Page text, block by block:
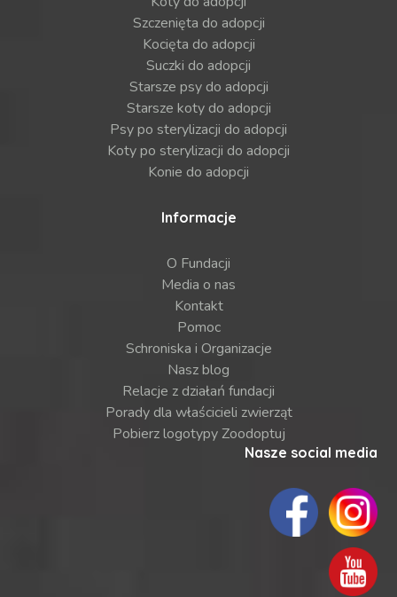
Szczenięta do adopcji
Kocięta do adopcji
Suczki do adopcji
Starsze psy do adopcji
Starsze koty do adopcji
Psy po sterylizacji do adopcji
Koty po sterylizacji do adopcji
Konie do adopcji
Informacje
O Fundacji
Media o nas
Kontakt
Pomoc
Schroniska i Organizacje
Nasz blog
Relacje z działań fundacji
Porady dla właścicieli zwierząt
Pobierz logotypy Zoodoptuj
Nasze social media